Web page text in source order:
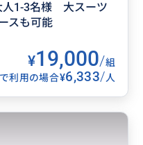
人1-3名様 大スーツ
スも可能
¥19,000/組
利用の場合¥6,333/人